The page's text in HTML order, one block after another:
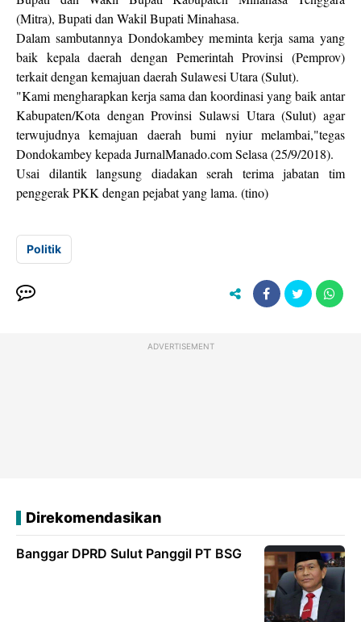
(Mitra), Bupati dan Wakil Bupati Minahasa.
Dalam sambutannya Dondokambey meminta kerja sama yang
baik kepala daerah dengan Pemerintah Provinsi (Pemprov)
terkait dengan kemajuan daerah Sulawesi Utara (Sulut).
"Kami mengharapkan kerja sama dan koordinasi yang baik antar
Kabupaten/Kota dengan Provinsi Sulawsi Utara (Sulut) agar
terwujudnya kemajuan daerah bumi nyiur melambai,"tegas
Dondokambey kepada JurnalManado.com Selasa (25/9/2018).
Usai dilantik langsung diadakan serah terima jabatan tim
penggerak PKK dengan pejabat yang lama. (tino)
Politik
ADVERTISEMENT
Direkomendasikan
Banggar DPRD Sulut Panggil PT BSG